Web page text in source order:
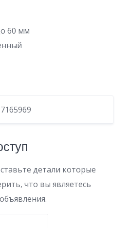
60 мм
детали которые
что вы являетесь